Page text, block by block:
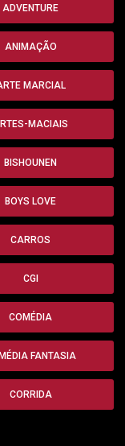
ADVENTURE
ANIMAÇÃO
MARCIAL
MACIAIS
BISHOUNEN
BOYS LOVE
CARROS
CGI
COMÉDIA
FANTASIA
CORRIDA